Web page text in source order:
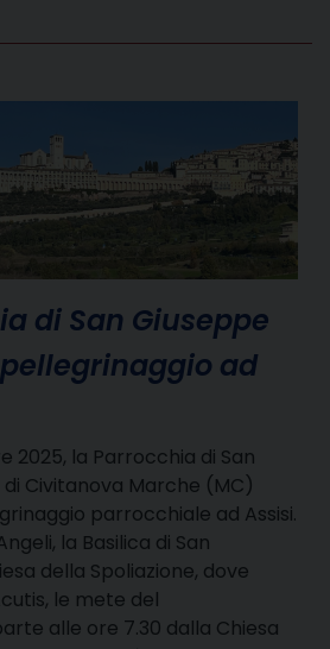
di San Giuseppe
ad
2025, la Parrocchia di San
Civitanova Marche (MC)
parrocchiale ad Assisi.
la Basilica di San
della Spoliazione, dove
le mete del
alle ore 7.30 dalla Chiesa